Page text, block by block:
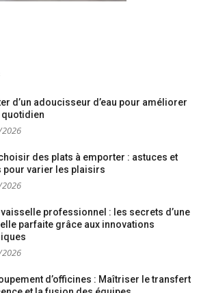
d’un adoucisseur d’eau pour améliorer
des plats à emporter : astuces et
pour varier les plaisirs
vaisselle professionnel : les secrets d’une
parfaite grâce aux innovations
d’officines : Maîtriser le transfert